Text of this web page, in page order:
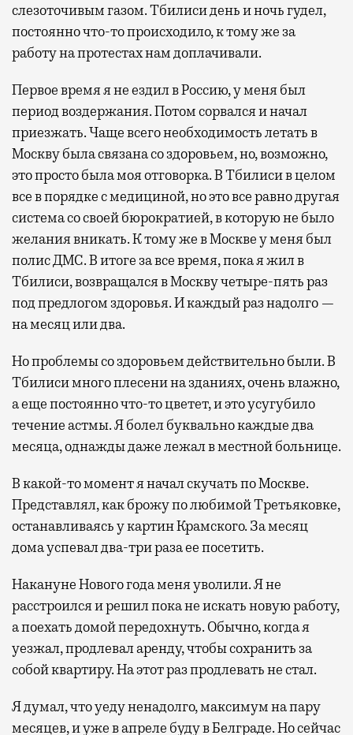
слезоточивым газом. Тбилиси день и ночь гудел,
постоянно что-то происходило, к тому же за
работу на протестах нам доплачивали.
Первое время я не ездил в Россию, у меня был
период воздержания. Потом сорвался и начал
приезжать. Чаще всего необходимость летать в
Москву была связана со здоровьем, но, возможно,
это просто была моя отговорка. В Тбилиси в целом
все в порядке с медициной, но это все равно другая
система со своей бюрократией, в которую не было
желания вникать. К тому же в Москве у меня был
полис ДМС. В итоге за все время, пока я жил в
Тбилиси, возвращался в Москву четыре-пять раз
под предлогом здоровья. И каждый раз надолго —
на месяц или два.
Но проблемы со здоровьем действительно были. В
Тбилиси много плесени на зданиях, очень влажно,
а еще постоянно что-то цветет, и это усугубило
течение астмы. Я болел буквально каждые два
месяца, однажды даже лежал в местной больнице.
В какой-то момент я начал скучать по Москве.
Представлял, как брожу по любимой Третьяковке,
останавливаясь у картин Крамского. За месяц
дома успевал два-три раза ее посетить.
Накануне Нового года меня уволили. Я не
расстроился и решил пока не искать новую работу,
а поехать домой передохнуть. Обычно, когда я
уезжал, продлевал аренду, чтобы сохранить за
собой квартиру. На этот раз продлевать не стал.
Я думал, что уеду ненадолго, максимум на пару
месяцев, и уже в апреле буду в Белграде. Но сейчас